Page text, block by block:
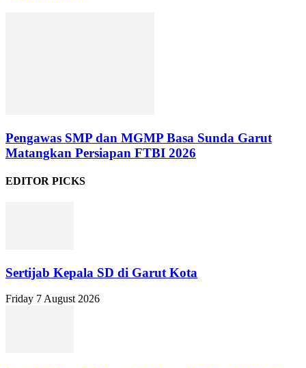
Pengawas SMP dan MGMP Basa Sunda Garut
Matangkan Persiapan FTBI 2026
EDITOR PICKS
Sertijab Kepala SD di Garut Kota
Friday 7 August 2026